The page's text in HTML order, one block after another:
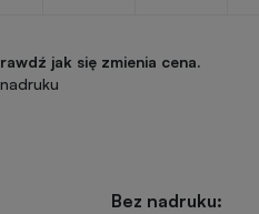
jak się zmienia cena.
Bez nadruku: